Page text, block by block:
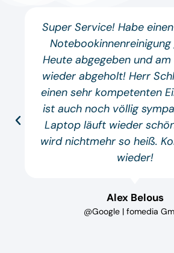
Super Service! Habe
Notebookinnenreinigung
Heute abgegeben und am
wieder abgeholt! Herr
einen sehr kompetenten
ist auch noch völlig
Laptop läuft wieder
wird nichtmehr so heiß.
wieder!
Alex Belous
@Google | fomedia